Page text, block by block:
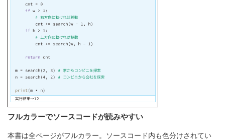
フルカラーでソースコードが読みやすい
本書は全ページがフルカラー。ソースコード内も色分けされてい